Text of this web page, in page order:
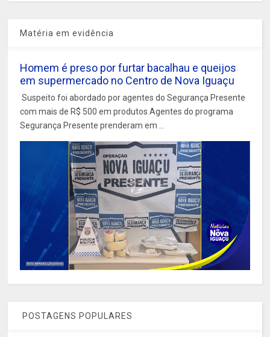
Matéria em evidência
Homem é preso por furtar bacalhau e queijos
em supermercado no Centro de Nova Iguaçu
Suspeito foi abordado por agentes do Segurança Presente
com mais de R$ 500 em produtos Agentes do programa
Segurança Presente prenderam em ...
POSTAGENS POPULARES